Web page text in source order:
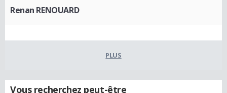
Renan RENOUARD
PLUS
Vous recherchez peut-être